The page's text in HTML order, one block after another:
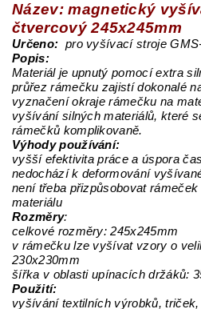
Název: magnetický
čtvercový 245x245mm
Určeno: pro vyšívací stroje
Popis:
Materiál je upnutý pomocí extra
průřez rámečku zajistí dokonalé
vyznačení okraje rámečku na
vyšívání silných materiálů, které
rámečků komplikovaně.
Výhody používání:
vyšší efektivita práce a úspora
nedochází k deformování
není třeba přizpůsobovat
materiálu
Rozměry:
celkové rozměry: 245x245mm
v rámečku lze vyšívat vzory o
230x230mm
šířka v oblasti upínacích držáků:
Použití:
vyšívání textilních výrobků,